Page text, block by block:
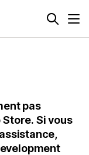
pas
Si vous